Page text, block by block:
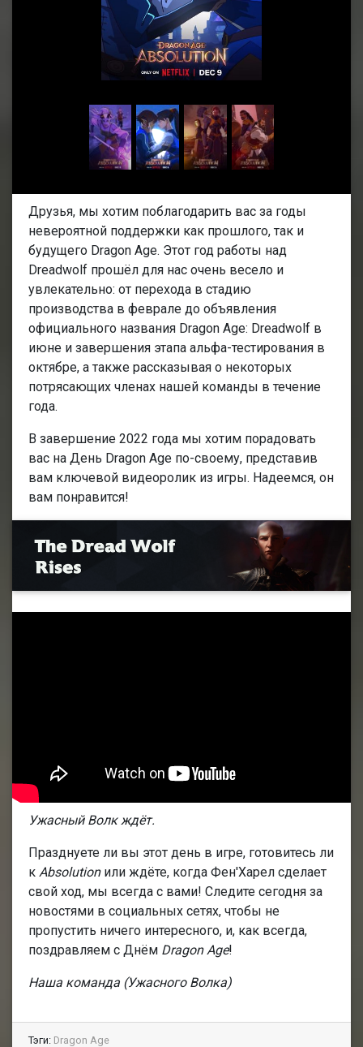
Друзья, мы хотим поблагодарить вас за годы
невероятной поддержки как прошлого, так и
будущего Dragon Age. Этот год работы над
Dreadwolf прошёл для нас очень весело и
увлекательно: от перехода в стадию
производства в феврале до объявления
официального названия Dragon Age: Dreadwolf в
июне и завершения этапа альфа-тестирования в
октябре, а также рассказывая о некоторых
потрясающих членах нашей команды в течение
года.
В завершение 2022 года мы хотим порадовать
вас на День Dragon Age по-своему, представив
вам ключевой видеоролик из игры. Надеемся, он
вам понравится!
Ужасный Волк ждёт.
Празднуете ли вы этот день в игре, готовитесь ли
к Absolutionили ждёте, когда Фен'Харел сделает
свой ход, мы всегда с вами! Следите сегодня за
новостями в социальных сетях, чтобы не
пропустить ничего интересного, и, как всегда,
поздравляем с Днём Dragon Age!
Наша команда (Ужасного Волка)
Тэги: Dragon Age